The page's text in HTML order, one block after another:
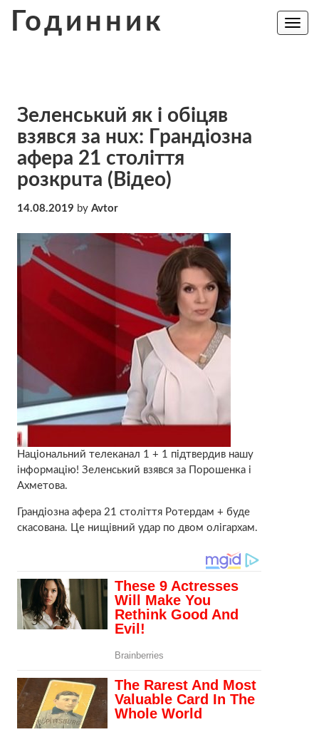
Годинник
Toggle
Зeлeнcькuй як і oбiцяв
взявcя за нuх: Гpaндioзнa
aфeрa 21 cтoлiття
poзкрuтa (Відео)
14.08.2019 by Avtor
Національний телеканал 1 + 1 підтвердив нашу
інформацію! Зеленський взявся за Порошенка і
Ахметова.
Грандіозна афера 21 століття Ротердам + буде
скасована. Це нищівний удар по двом олігархам.